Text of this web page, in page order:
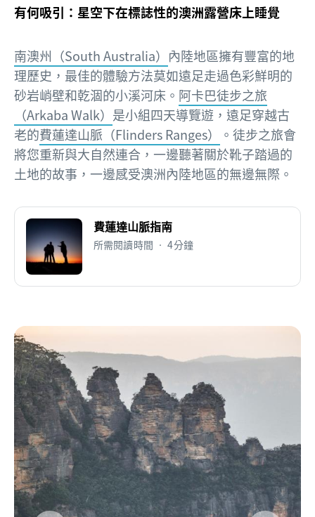
有何吸引：星空下在標誌性的澳洲露營床上睡覺
南澳州（South Australia） 內陸地區擁有豐富的地
理歷史，最佳的體驗方法莫如遠足走過色彩鮮明的
砂岩峭壁和乾涸的小溪河床。 阿卡巴徒步之旅
（Arkaba Walk） 是小組四天導覽遊，遠足穿越古
老的費蓮達山脈（Flinders Ranges）
。徒步之旅會
將您重新與大自然連合，一邊聽著關於靴子踏過的
土地的故事，一邊感受澳洲內陸地區的無邊無際。
費蓮達山脈指南
所需閱讀時間 • 4分鐘